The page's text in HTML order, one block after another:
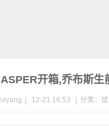
开箱,乔布斯
12-21 16:53 分类：